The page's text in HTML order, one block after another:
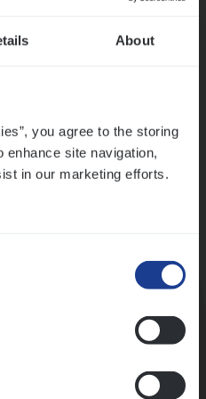
About
you agree to the storing
site navigation,
in our marketing efforts.